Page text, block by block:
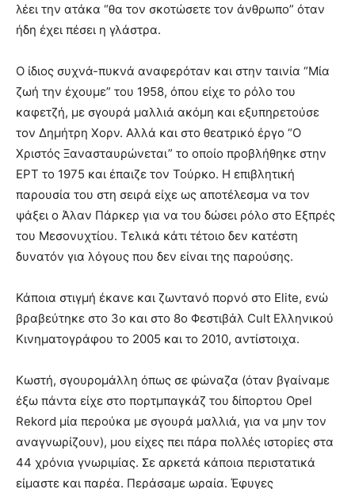
λέει την ατάκα “θα τον σκοτώσετε τον άνθρωπο” όταν
ήδη έχει πέσει η γλάστρα.
Ο ίδιος συχνά-πυκνά αναφερόταν και στην ταινία “Μία
ζωή την έχουμε” του 1958, όπου είχε το ρόλο του
καφετζή, με σγουρά μαλλιά ακόμη και εξυπηρετούσε
τον Δημήτρη Χορν. Αλλά και στο θεατρικό έργο “Ο
Χριστός Ξανασταυρώνεται” το οποίο προβλήθηκε στην
ΕΡΤ το 1975 και έπαιζε τον Τούρκο. Η επιβλητική
παρουσία του στη σειρά είχε ως αποτέλεσμα να τον
ψάξει ο Άλαν Πάρκερ για να του δώσει ρόλο στο Εξπρές
του Μεσονυχτίου. Τελικά κάτι τέτοιο δεν κατέστη
δυνατόν για λόγους που δεν είναι της παρούσης.
Κάποια στιγμή έκανε και ζωντανό πορνό στο Εlite, ενώ
βραβεύτηκε στο 3ο και στο 8ο Φεστιβάλ Cult Ελληνικού
Κινηματογράφου το 2005 και το 2010, αντίστοιχα.
Κωστή, σγουρομάλλη όπως σε φώναζα (όταν βγαίναμε
έξω πάντα είχε στο πορτμπαγκάζ του δίπορτου Opel
Rekord μία περούκα με σγουρά μαλλιά, για να μην τον
αναγνωρίζουν), μου είχες πει πάρα πολλές ιστορίες στα
44 χρόνια γνωριμίας. Σε αρκετά κάποια περιστατικά
είμαστε και παρέα. Περάσαμε ωραία. Έφυγες